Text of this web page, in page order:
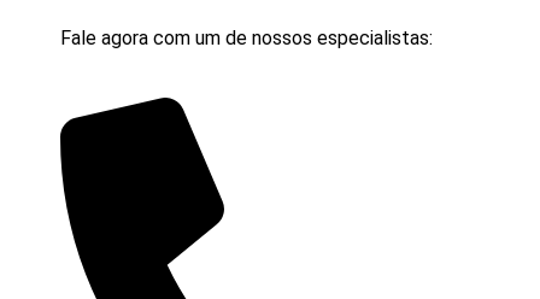
Fale agora com um de nossos especialistas: